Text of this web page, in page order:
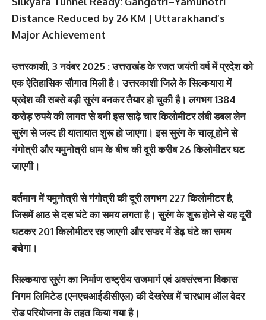
Distance Reduced by 26 KM | Uttarakhand’s
Major Achievement
उत्तरकाशी, 3 नवंबर 2025 : उत्तराखंड के रजत जयंती वर्ष में प्रदेश को
एक ऐतिहासिक सौगात मिली है। उत्तरकाशी जिले के सिल्कयारा में
प्रदेश की सबसे बड़ी सुरंग बनकर तैयार हो चुकी है। लगभग 1384
करोड़ रुपये की लागत से बनी इस साढ़े चार किलोमीटर लंबी डबल लेन
सुरंग से जल्द ही यातायात शुरू हो जाएगा। इस सुरंग के चालू होने से
गंगोत्री और यमुनोत्री धाम के बीच की दूरी करीब 26 किलोमीटर घट
जाएगी।
वर्तमान में यमुनोत्री से गंगोत्री की दूरी लगभग 227 किलोमीटर है,
जिसमें आठ से दस घंटे का समय लगता है। सुरंग के शुरू होने से यह दूरी
घटकर 201 किलोमीटर रह जाएगी और सफर में डेढ़ घंटे का समय
बचेगा।
सिल्कयारा सुरंग का निर्माण राष्ट्रीय राजमार्ग एवं अवसंरचना विकास
निगम लिमिटेड (एनएचआईडीसीएल) की देखरेख में चारधाम ऑल वेदर
रोड परियोजना के तहत किया गया है।